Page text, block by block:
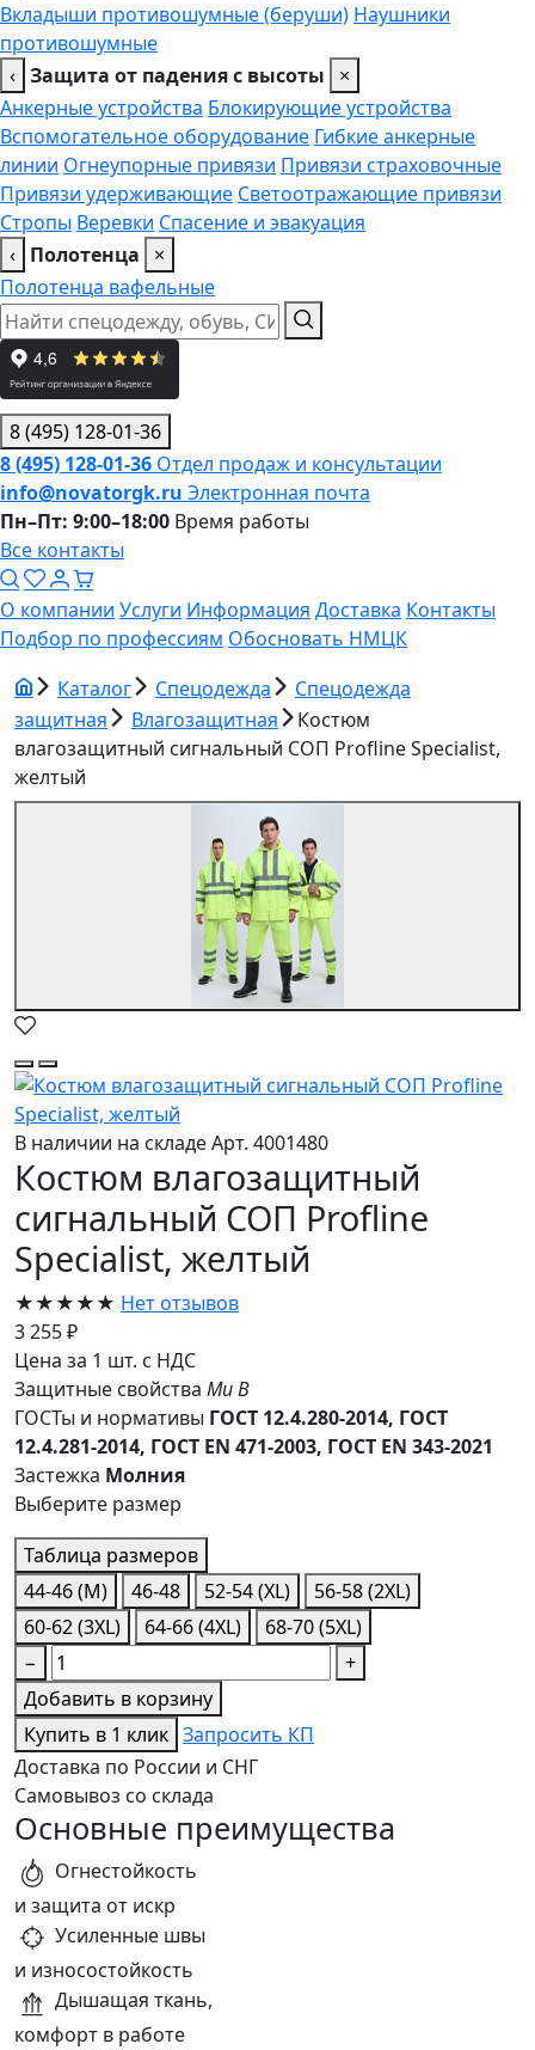
Вкладыши противошумные (беруши) Наушники
противошумные
‹ Защита от падения с высоты
×
Анкерные устройства Блокирующие устройства
Вспомогательное оборудование Гибкие анкерные
линии Огнеупорные привязи Привязи страховочные
Привязи удерживающие Светоотражающие привязи
Стропы Веревки Спасение и эвакуация
‹ Полотенца
×
Полотенца вафельные
8 (495) 128-01-36
8 (495) 128-01-36 Отдел продаж и консультации
info@novatorgk.ru Электронная почта
Пн–Пт: 9:00–18:00 Время работы
Все контакты
О компании Услуги Информация Доставка Контакты
Подбор по профессиям Обосновать НМЦК
Каталог
Спецодежда
Спецодежда
защитная
Влагозащитная
Костюм
влагозащитный сигнальный СОП Profline Specialist,
желтый
В наличии на складеАрт. 4001480
Костюм влагозащитный
сигнальный СОП Profline
Specialist, желтый
★★★★★ Нет отзывов
3 255 ₽
Цена за 1 шт. с НДС
Защитные свойства МиВ
ГОСТы и нормативы ГОСТ 12.4.280-2014, ГОСТ
12.4.281-2014, ГОСТ EN 471-2003, ГОСТ EN 343-2021
Застежка Молния
Выберите размер
Таблица размеров
44-46 (M)
46-48 52-54 (XL)
56-58 (2XL)
60-62 (3XL)
64-66 (4XL)
68-70 (5XL)
−
+
Добавить в корзину
Купить в 1 клик Запросить КП
Доставка по России и СНГ
Самовывоз со склада
Основные преимущества
Огнестойкость
и защита от искр
Усиленные швы
и износостойкость
Дышащая ткань,
комфорт в работе